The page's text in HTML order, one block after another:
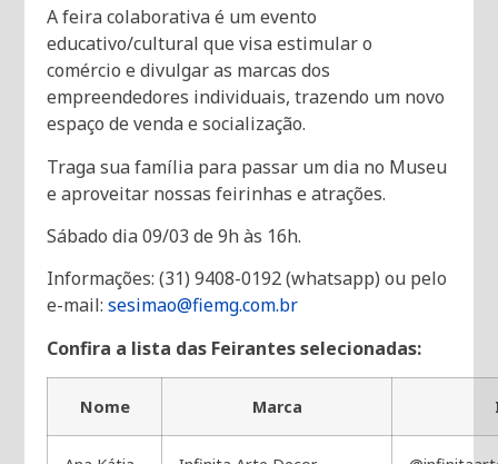
A feira colaborativa é um evento
educativo/cultural que visa estimular o
comércio e divulgar as marcas dos
empreendedores individuais, trazendo um novo
espaço de venda e socialização.
Traga sua família para passar um dia no Museu
e aproveitar nossas feirinhas e atrações.
Sábado dia 09/03 de 9h às 16h.
Informações: (31) 9408-0192 (whatsapp) ou pelo
e-mail:sesimao@fiemg.com.br
Confira a lista das Feirantes selecionadas:
Nome Marca